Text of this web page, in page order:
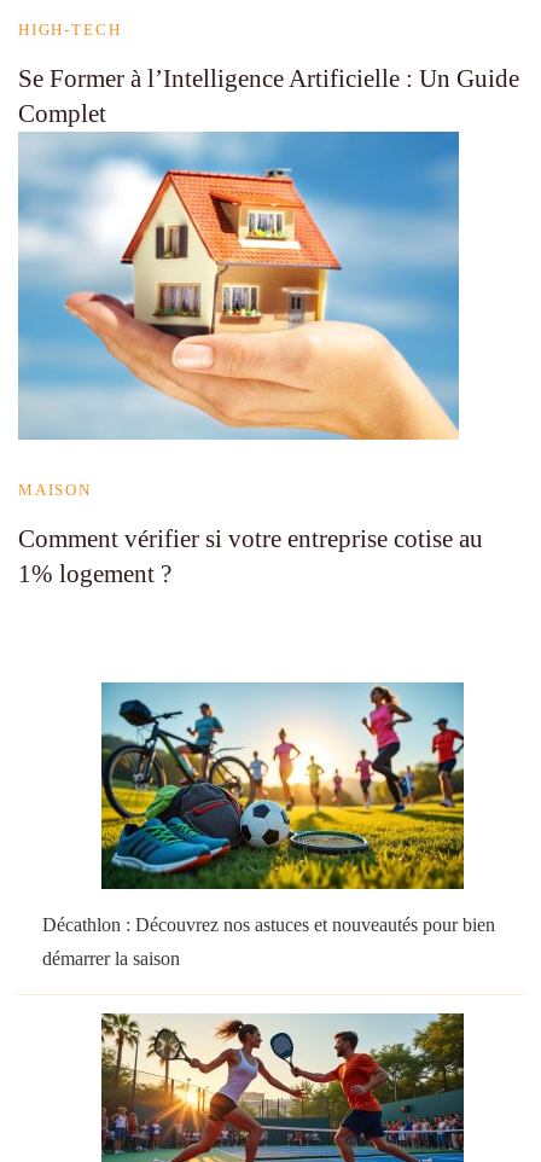
HIGH-TECH
Se Former à l’Intelligence Artificielle : Un Guide
Complet
MAISON
Comment vérifier si votre entreprise cotise au
1% logement ?
Décathlon : Découvrez nos astuces et nouveautés pour bien
démarrer la saison